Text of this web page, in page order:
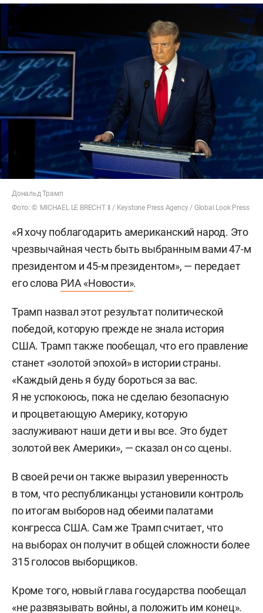
Дональд Трамп
Фото: © MICHAEL LE BRECHT II / Keystone Press Agency / Global Look Press
«Я хочу поблагодарить американский народ. Это
чрезвычайная честь быть выбранным вами 47-м
президентом и 45-м президентом», — передает
его слова РИА «Новости».
Трамп назвал этот результат политической
победой, которую прежде не знала история
США. Трамп также пообещал, что его правление
станет «золотой эпохой» в истории страны.
«Каждый день я буду бороться за вас.
Я не успокоюсь, пока не сделаю безопасную
и процветающую Америку, которую
заслуживают наши дети и вы все. Это будет
золотой век Америки», — сказал он со сцены.
В своей речи он также выразил уверенность
в том, что республиканцы установили контроль
по итогам выборов над обеими палатами
конгресса США. Сам же Трамп считает, что
на выборах он получит в общей сложности более
315 голосов выборщиков.
Кроме того, новый глава государства пообещал
«не развязывать войны, а положить им конец».